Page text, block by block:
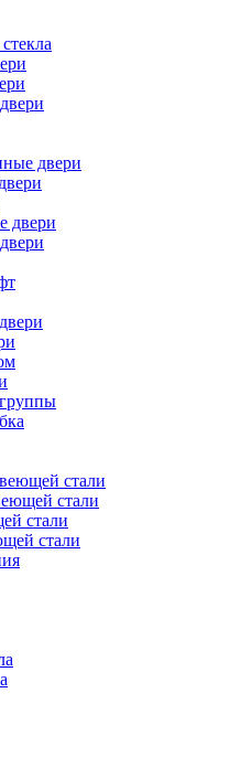
двери
двери
стали
стали
стали
стали